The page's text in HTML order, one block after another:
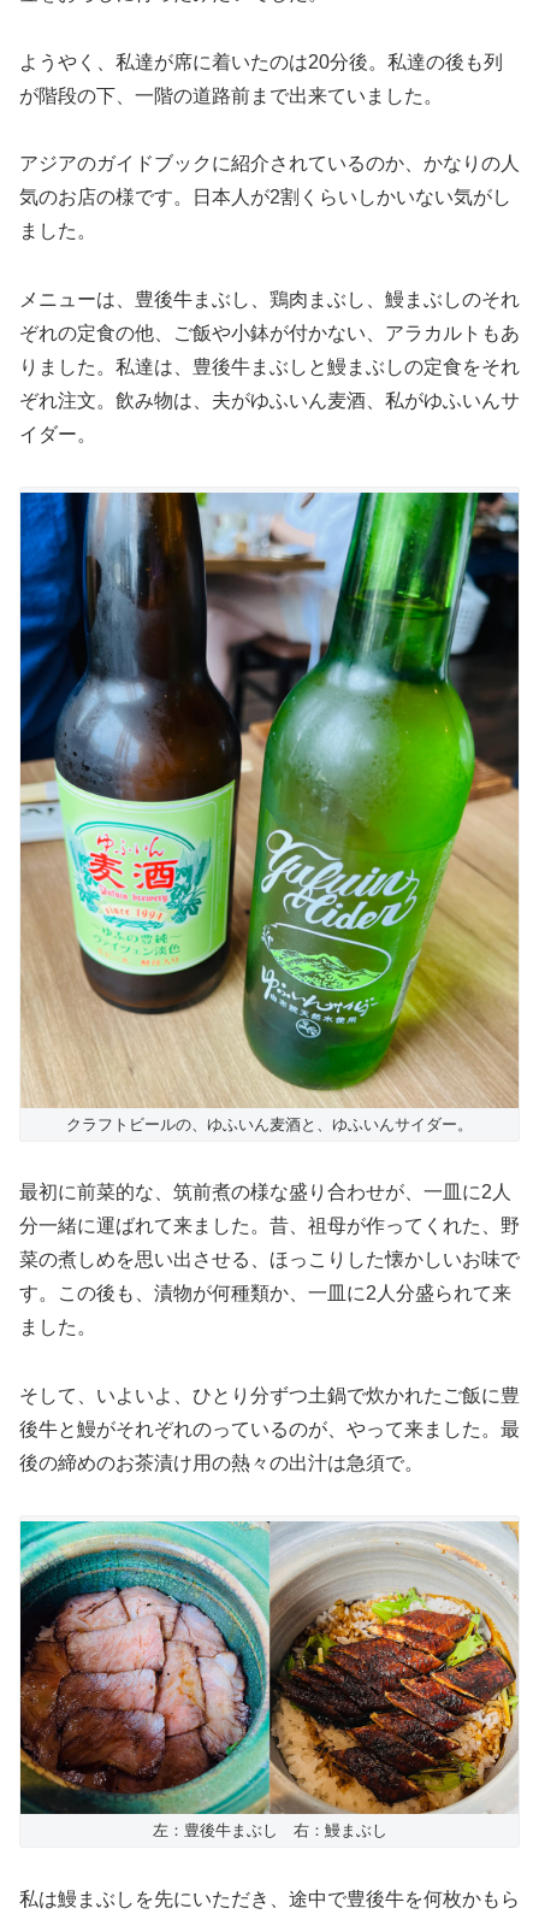
ようやく、私達が席に着いたのは20分後。私達の後も列
が階段の下、一階の道路前まで出来ていました。
アジアのガイドブックに紹介されているのか、かなりの人
気のお店の様です。日本人が2割くらいしかいない気がし
ました。
メニューは、豊後牛まぶし、鶏肉まぶし、鰻まぶしのそれ
ぞれの定食の他、ご飯や小鉢が付かない、アラカルトもあ
りました。私達は、豊後牛まぶしと鰻まぶしの定食をそれ
ぞれ注文。飲み物は、夫がゆふいん麦酒、私がゆふいんサ
イダー。
クラフトビールの、ゆふいん麦酒と、ゆふいんサイダー。
最初に前菜的な、筑前煮の様な盛り合わせが、一皿に2人
分一緒に運ばれて来ました。昔、祖母が作ってくれた、野
菜の煮しめを思い出させる、ほっこりした懐かしいお味で
す。この後も、漬物が何種類か、一皿に2人分盛られて来
ました。
そして、いよいよ、ひとり分ずつ土鍋で炊かれたご飯に豊
後牛と鰻がそれぞれのっているのが、やって来ました。最
後の締めのお茶漬け用の熱々の出汁は急須で。
左：豊後牛まぶし 右：鰻まぶし
私は鰻まぶしを先にいただき、途中で豊後牛を何枚かもら